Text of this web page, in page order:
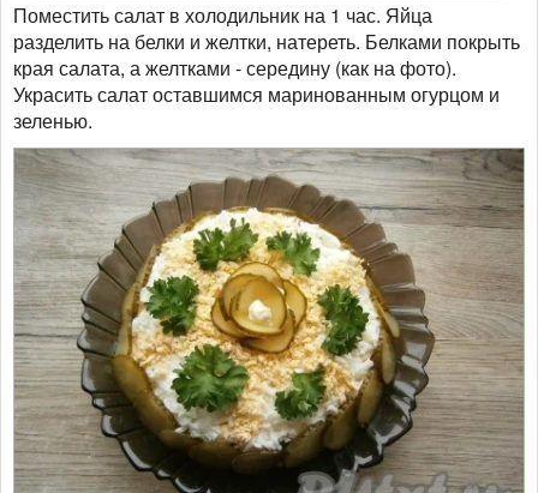
Поместить салат в холодильник на 1 час. Яйца
разделить на белки и желтки, натереть. Белками покрыть
края салата, а желтками - середину (как на фото).
Украсить салат оставшимся маринованным огурцом и
зеленью.